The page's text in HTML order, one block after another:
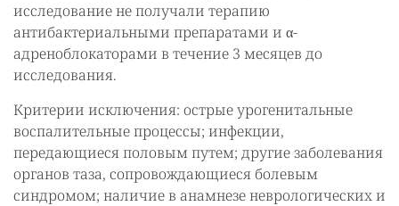
исследование не получали терапию
антибактериальными препаратами и α-
адреноблокаторами в течение 3 месяцев до
исследования.
Критерии исключения: острые урогенитальные
воспалительные процессы; инфекции,
передающиеся половым путем; другие заболевания
органов таза, сопровождающиеся болевым
синдромом; наличие в анамнезе неврологических и